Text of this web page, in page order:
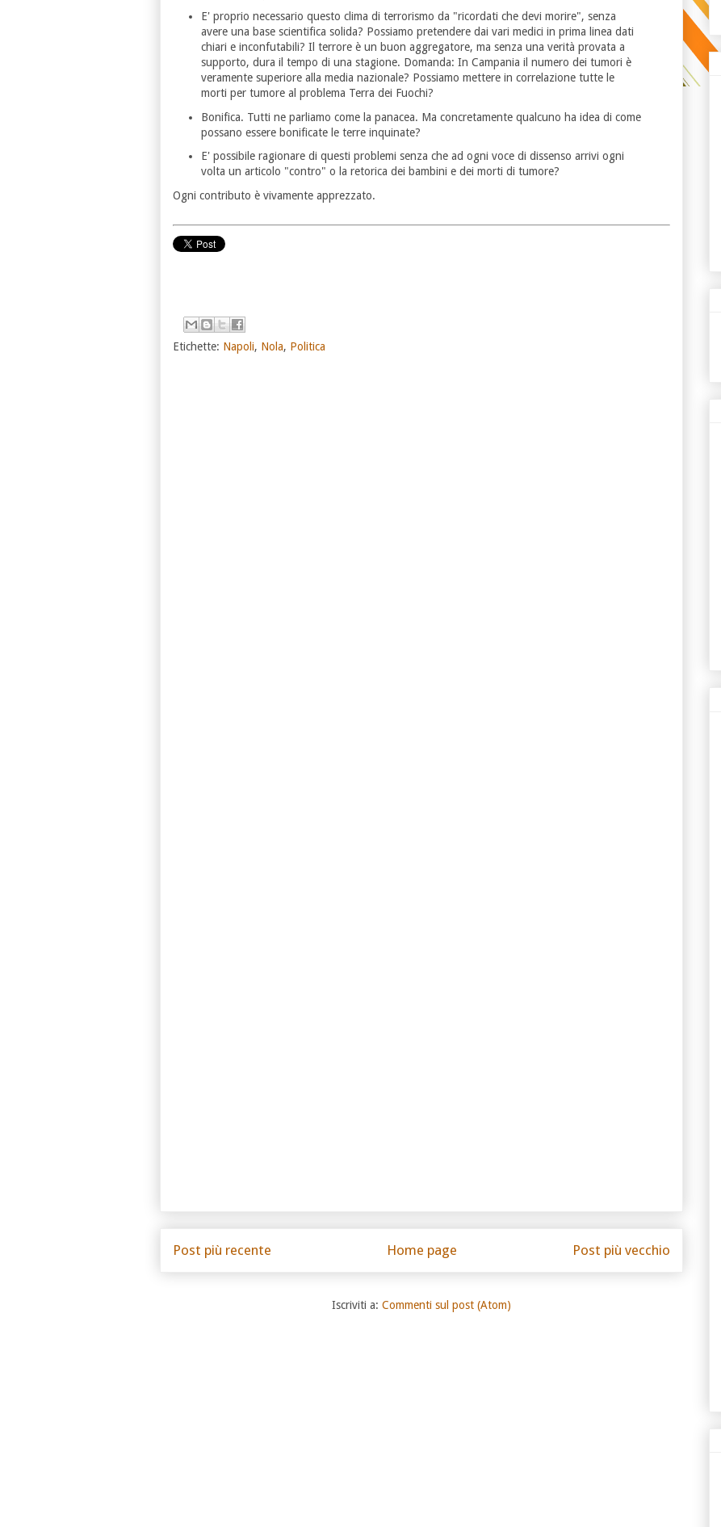
E' proprio necessario questo clima di terrorismo da "ricordati che devi morire", senza
avere una base scientifica solida? Possiamo pretendere dai vari medici in prima linea dati
chiari e inconfutabili? Il terrore è un buon aggregatore, ma senza una verità provata a
supporto, dura il tempo di una stagione. Domanda: In Campania il numero dei tumori è
veramente superiore alla media nazionale? Possiamo mettere in correlazione tutte le
morti per tumore al problema Terra dei Fuochi?
Bonifica. Tutti ne parliamo come la panacea. Ma concretamente qualcuno ha idea di come
possano essere bonificate le terre inquinate?
E' possibile ragionare di questi problemi senza che ad ogni voce di dissenso arrivi ogni
volta un articolo "contro" o la retorica dei bambini e dei morti di tumore?
Ogni contributo è vivamente apprezzato.
Etichette: Napoli, Nola, Politica
Post più recente Post più vecchio
Home page
Iscriviti a: Commenti sul post (Atom)